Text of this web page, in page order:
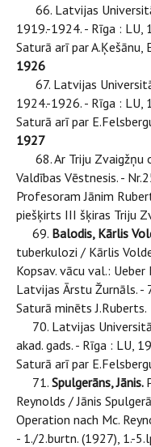
66. Latvijas
1919.-1924. - Rīga : LU,
Saturā arī par A.Ķešānu,
1926
67. Latvijas
1924.-1926. - Rīga : LU,
Saturā arī par
1927
68. Ar Triju Zvaigžņu
Valdības Vēstnesis. -
Profesoram Jānim
piešķirts III šķiras Triju
69. Balodis, Kārlis
tuberkulozi / Kārlis
Kopsav. vācu val.:
Latvijas Ārstu Žurnāls. -
Saturā minēts J.Ruberts.
70. Latvijas
akad. gads. - Rīga : LU,
Saturā arī par
71. Spulgerāns, Jānis.
Reynolds / Jānis
Operation nach Mc.
- 1./2.burtn. (1927), 1.-